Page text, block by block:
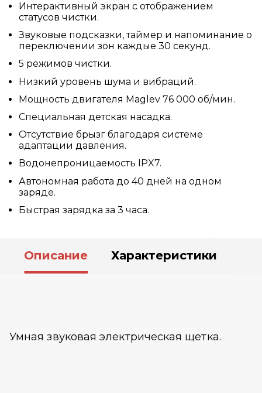
Интерактивный экран с отображением
статусов чистки.
Звуковые подсказки, таймер и напоминание о
переключении зон каждые 30 секунд.
5 режимов чистки.
Низкий уровень шума и вибраций.
Мощность двигателя Maglev 76 000 об/мин.
Специальная детская насадка.
Отсутствие брызг благодаря системе
адаптации давления.
Водонепроницаемость IPX7.
Автономная работа до 40 дней на одном
заряде.
Быстрая зарядка за 3 часа.
Описание Характеристики
Умная звуковая электрическая щетка.